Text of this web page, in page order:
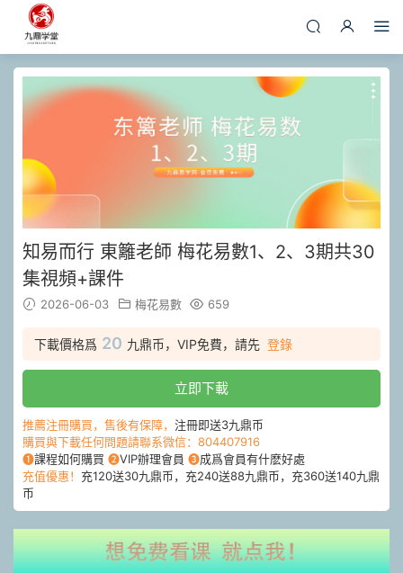
知易而行 東籬老師 梅花易數1、2、3期共30
集視頻+課件
2026-06-03 梅花易數 659
下載價格爲 20 九鼎币，VIP免費，請先 登錄
立即下載
推薦注冊購買，售後有保障， 注冊即送3九鼎币
購買與下載任何問題請聯系微信：804407916
❶課程如何購買 ❷VIP辦理會員 ❸成爲會員有什麽好處
充值優惠！ 充120送30九鼎币，充240送88九鼎币，充360送140九鼎
币